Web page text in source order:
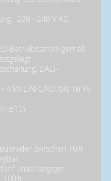
220 - 240 V AC,
Betriebsstrom gemäß
DALI-
4 kV L/N-GND, bis 10 kV
B10)
zwischen 10%
unabhängigen